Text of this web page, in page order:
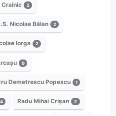
2
Nicolae Bălan 2
Iorga 2
9
Demetrescu Popescu 1
4 Radu Mihai Crișan 2